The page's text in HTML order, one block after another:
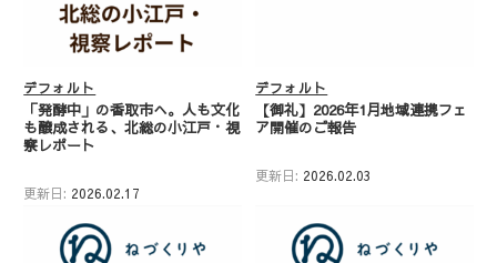
デフォルト
「発酵中」の香取市へ。人も文化
も醸成される、北総の小江戸・視
察レポート
更新日: 2026.02.17
デフォルト
【御礼】2026年1月地域連携フェ
ア開催のご報告
更新日: 2026.02.03